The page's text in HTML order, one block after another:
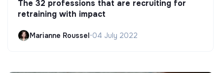
The 32 professions that are recruiting for
retraining with impact
Marianne Roussel•04 July 2022